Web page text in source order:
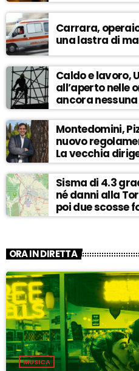
Carrara,
una lastra di
Caldo e lavoro,
all’aperto nelle
ancora nessuna
Montedomini,
nuovo
La vecchia
la svolta” –
Sisma di 4.3
né danni alla
poi due scosse
ASCOLTA
ORA IN DIRETTA
MUSICA